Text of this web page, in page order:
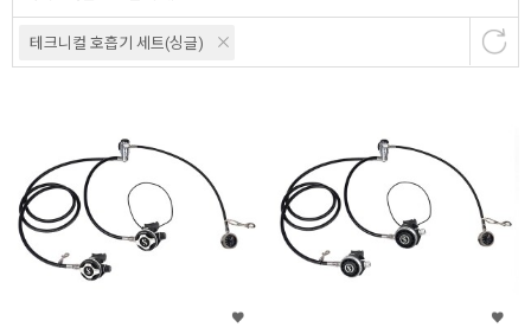
테크니컬 호흡기 세트(싱글)